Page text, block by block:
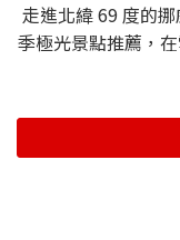
走進北緯 69 度的
季極光景點推薦，